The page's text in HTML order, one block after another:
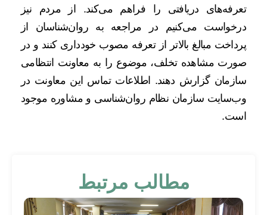
تعرفه‌های دریافتی را فراهم می‌کند. از مردم نیز
درخواست می‌کنیم در مراجعه به روان‌شناسان از
پرداخت مبالغ بالاتر از تعرفه مصوب خودداری کنند و در
صورت مشاهده تخلف، موضوع را به معاونت انتظامی
سازمان گزارش دهند. اطلاعات تماس این معاونت در
وب‌سایت سازمان نظام روان‌شناسی و مشاوره موجود
است.
مطالب مرتبط